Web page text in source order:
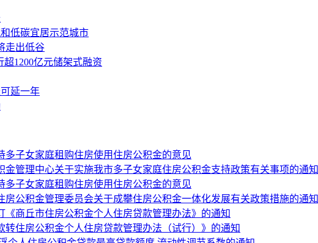
低碳宜居示范城市
走出低谷
1200亿元储架式融资
延一年
子女家庭租购住房使用住房公积金的意见
金管理中心关于实施我市多子女家庭住房公积金支持政策有关事项的通知
子女家庭租购住房使用住房公积金的意见
公积金管理委员会关于成攀住房公积金一体化发展有关政策措施的通知
商丘市住房公积金个人住房贷款管理办法》的通知
住房公积金个人住房贷款管理办法（试行）》的通知